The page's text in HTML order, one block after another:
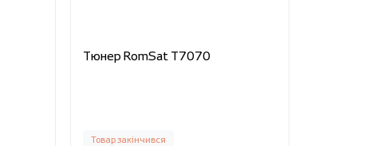
Тюнер RomSat T7070
Товар закінчився